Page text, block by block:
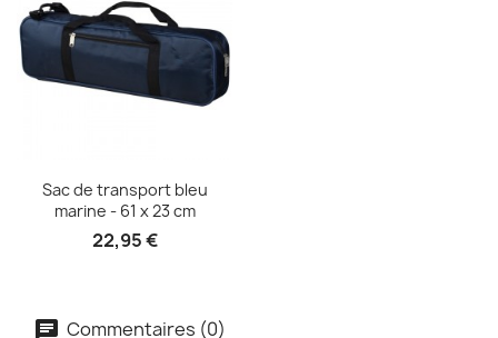
Aperçu rapide
Sac de transport bleu
marine - 61 x 23 cm
22,95 €
Commentaires (0)